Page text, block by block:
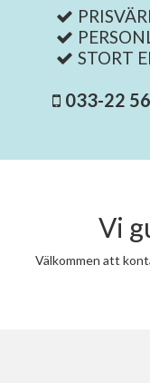
STORT
033-22
Vi
Välkommen att